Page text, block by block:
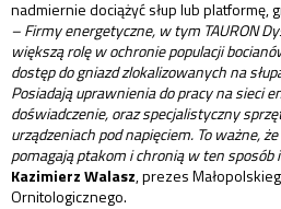
nadmiernie dociążyć słup lub platformę,
– Firmy energetyczne, w tym TAURON
większą rolę w ochronie populacji
dostęp do gniazd zlokalizowanych na
Posiadają uprawnienia do pracy na sieci
doświadczenie, oraz specjalistyczny
urządzeniach pod napięciem. To ważne,
pomagają ptakom i chronią w ten sposób
Kazimierz Walasz, prezes
Ornitologicznego.